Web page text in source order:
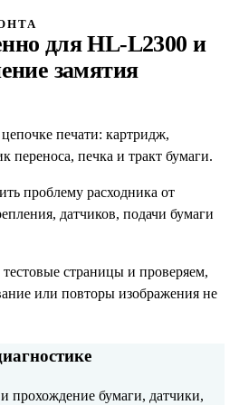
дляHL-L2300 и
замятия
печати: картридж,
переноса, печка и тракт бумаги.
проблему расходника от
датчиков, подачи бумаги
страницы и проверяем,
или повторы изображения не
прохождение бумаги, датчики,